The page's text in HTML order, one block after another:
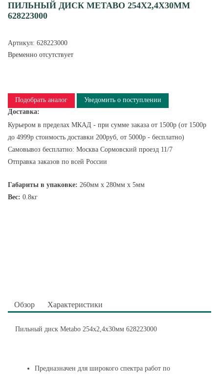
ПИЛЬНЫЙ ДИСК METABO 254X2,4Х30ММ
628223000
Артикул: 628223000
Временно отсутствует
Подобрать аналог
Уведомить о поступлении
Доставка:
Курьером в пределах МКАД - при сумме заказа от 1500р (от 1500р
до 4999р стоимость доставки 200руб, от 5000р - бесплатно)
Самовывоз бесплатно: Москва Сормовский проезд 11/7
Отправка заказов по всей России
Габариты в упаковке: 260мм x 280мм x 5мм
Вес: 0.8кг
Обзор Характеристики
Пильный диск Metabo 254x2,4х30мм 628223000
Предназначен для широкого спектра работ по